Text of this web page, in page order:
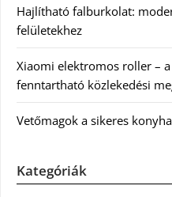
Hajlítható falburkolat:
felületekhez
Xiaomi elektromos roller –
fenntartható közlekedési
Vetőmagok a sikeres
Kategóriák